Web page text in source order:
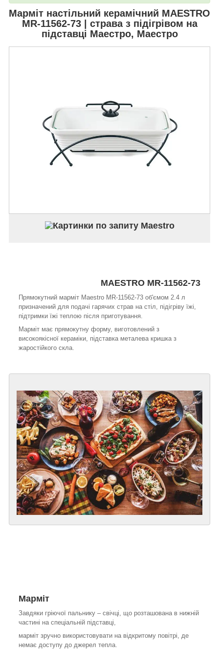
Марміт настільний керамічний MAESTRO
MR-11562-73| страва з підігрівом на
підставці Маестро, Маестро
MAESTRO MR-11562-73
Прямокутний марміт Maestro MR-11562-73 об'ємом 2.4 л
призначений для подачі гарячих страв на стіл, підігріву їжі,
підтримки їжі теплою після приготування.
Марміт має прямокутну форму, виготовлений з
високоякісної кераміки, підставка металева кришка з
жаростійкого скла.
Марміт
Завдяки гріючої пальнику – свічці, що розташована в нижній
частині на спеціальній підставці,
марміт зручно використовувати на відкритому повітрі, де
немає доступу до джерел тепла.